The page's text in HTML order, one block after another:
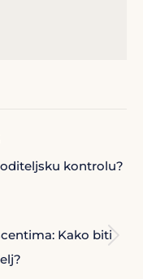
kontrolu?
Kako biti